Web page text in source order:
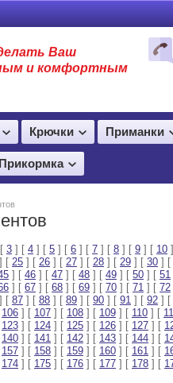
Ваш
и комфортным
Крючки Приманки
Прикормка
3 ] [ 4 ] [ 5 ] [ 6 ] [ 7 ] [ 8 ] [ 9 ] [ 10
] [ 25 ] [ 26 ] [ 27 ] [ 28 ] [ 29 ] [ 30 ] [
] [ 46 ] [ 47 ] [ 48 ] [ 49 ] [ 50 ] [ 51
] [ 67 ] [ 68 ] [ 69 ] [ 70 ] [ 71 ] [ 72
] [ 87 ] [ 88 ] [ 89 ] [ 90 ] [ 91 ] [ 92 ] [
106 ] [ 107 ] [ 108 ] [ 109 ] [ 110 ] [
123 ] [ 124 ] [ 125 ] [ 126 ] [ 127 ] [
140 ] [ 141 ] [ 142 ] [ 143 ] [ 144 ] [
157 ] [ 158 ] [ 159 ] [ 160 ] [ 161 ] [
174 ] [ 175 ] [ 176 ] [ 177 ] [ 178 ] [